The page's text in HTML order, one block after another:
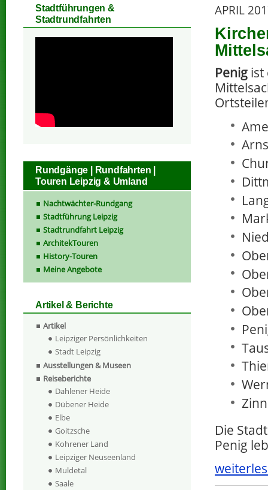
APRIL
Penig ist
Die
Penig
Stadtführungen &
Stadtrundfahrten
Rundgänge | Rundfahrten |
Touren Leipzig & Umland
Nachtwächter-Rundgang
Stadtführung Leipzig
Stadtrundfahrt Leipzig
ArchitekTouren
History-Touren
Meine Angebote
Artikel & Berichte
Artikel
Leipziger Persönlichkeiten
Stadt Leipzig
Ausstellungen & Museen
Reiseberichte
Dahlener Heide
Dübener Heide
Elbe
Goitzsche
Kohrener Land
Leipziger Neuseenland
Muldetal
Saale